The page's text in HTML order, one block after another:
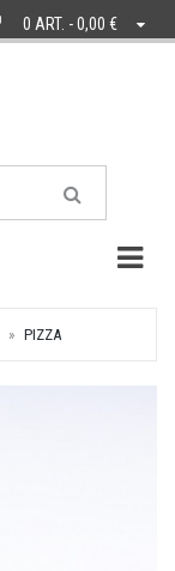
0 ART. - 0,00 €
PIZZA